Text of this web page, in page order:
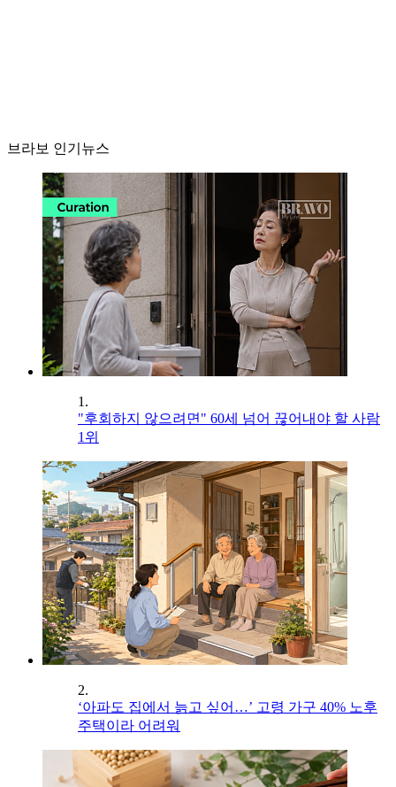
브라보 인기뉴스
1.
"후회하지 않으려면" 60세 넘어 끊어내야 할 사람
1위
2.
‘아파도 집에서 늙고 싶어…’ 고령 가구 40% 노후
주택이라 어려워